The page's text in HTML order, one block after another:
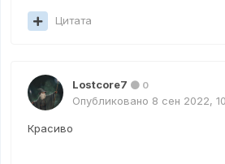
Цитата
Lostcore7 0
Опубликовано 8 сен 2022,
Красиво